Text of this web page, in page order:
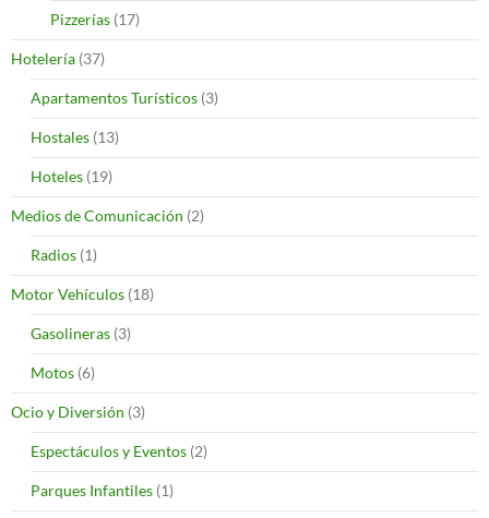
Pizzerías (17)
Hotelería (37)
Apartamentos Turísticos (3)
Hostales (13)
Hoteles (19)
Medios de Comunicación (2)
Radios (1)
Motor Vehículos (18)
Gasolineras (3)
Motos (6)
Ocio y Diversión (3)
Espectáculos y Eventos (2)
Parques Infantiles (1)